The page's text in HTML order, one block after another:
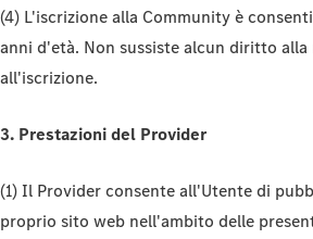
(4) L'iscrizione alla Community è
anni d'età. Non sussiste alcun diritto alla
all'iscrizione.
3. Prestazioni del Provider
(1) Il Provider consente all'Utente di
proprio sito web nell'ambito delle